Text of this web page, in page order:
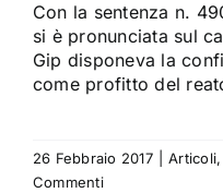
Con la sentenza n.
si è pronunciata sul
Gip disponeva la
come profitto del
26 Febbraio 2017 Articoli,
Commenti